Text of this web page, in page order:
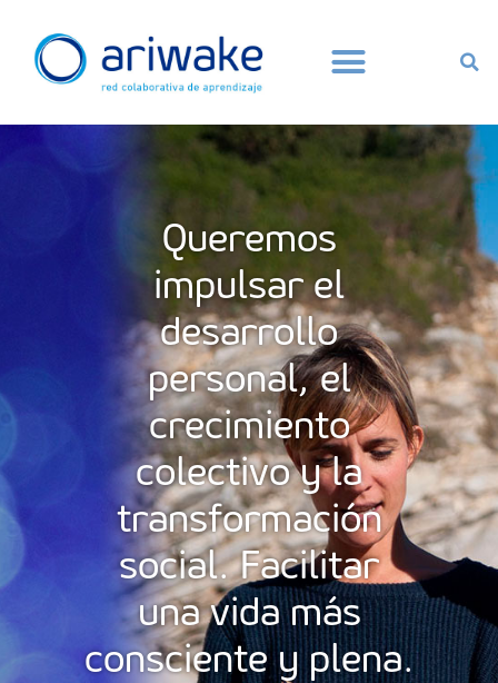
Queremos
impulsar el
desarrollo
personal, el
crecimiento
colectivo y la
transformación
social. Facilitar
una vida más
consciente y plena.